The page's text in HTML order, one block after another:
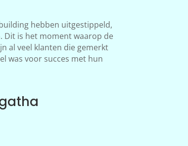
hebben uitgestippeld,
Dit is het moment waarop de
al veel klanten die gemerkt
was voor succes met hun